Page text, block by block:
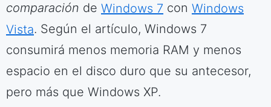
comparación de Windows 7 con Windows
Vista. Según el artículo, Windows 7
consumirá menos memoria RAM y menos
espacio en el disco duro que su antecesor,
pero más que Windows XP.